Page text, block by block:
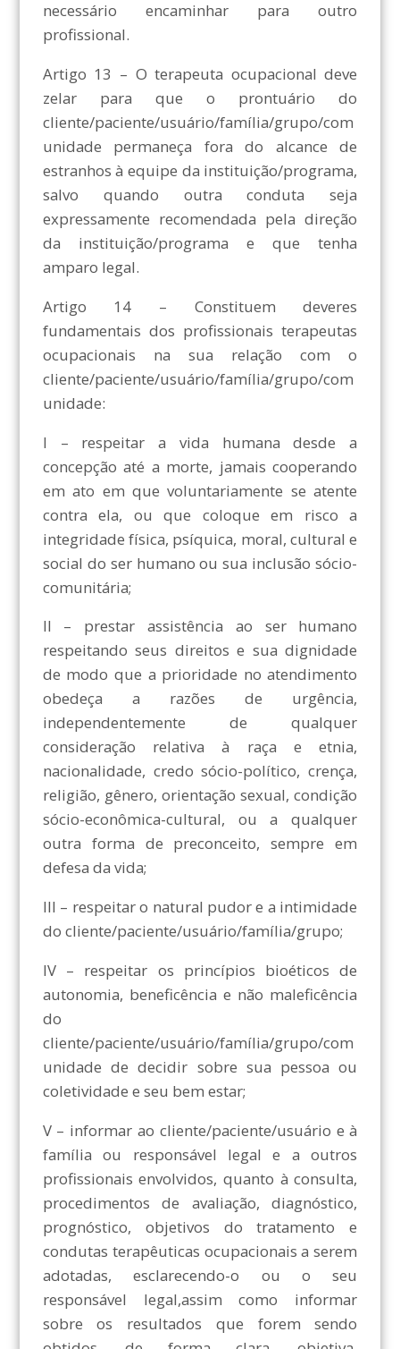
necessário encaminhar para outro
profissional.
Artigo 13 – O terapeuta ocupacional deve
zelar para que o prontuário do
cliente/paciente/usuário/família/grupo/com
unidade permaneça fora do alcance de
estranhos à equipe da instituição/programa,
salvo quando outra conduta seja
expressamente recomendada pela direção
da instituição/programa e que tenha
amparo legal.
Artigo 14 – Constituem deveres
fundamentais dos profissionais terapeutas
ocupacionais na sua relação com o
cliente/paciente/usuário/família/grupo/com
unidade:
I – respeitar a vida humana desde a
concepção até a morte, jamais cooperando
em ato em que voluntariamente se atente
contra ela, ou que coloque em risco a
integridade física, psíquica, moral, cultural e
social do ser humano ou sua inclusão sócio-
comunitária;
II – prestar assistência ao ser humano
respeitando seus direitos e sua dignidade
de modo que a prioridade no atendimento
obedeça a razões de urgência,
independentemente de qualquer
consideração relativa à raça e etnia,
nacionalidade, credo sócio-político, crença,
religião, gênero, orientação sexual, condição
sócio-econômica-cultural, ou a qualquer
outra forma de preconceito, sempre em
defesa da vida;
III – respeitar o natural pudor e a intimidade
do cliente/paciente/usuário/família/grupo;
IV – respeitar os princípios bioéticos de
autonomia, beneficência e não maleficência
do
cliente/paciente/usuário/família/grupo/com
unidade de decidir sobre sua pessoa ou
coletividade e seu bem estar;
V – informar ao cliente/paciente/usuário e à
família ou responsável legal e a outros
profissionais envolvidos, quanto à consulta,
procedimentos de avaliação, diagnóstico,
prognóstico, objetivos do tratamento e
condutas terapêuticas ocupacionais a serem
adotadas, esclarecendo-o ou o seu
responsável legal,assim como informar
sobre os resultados que forem sendo